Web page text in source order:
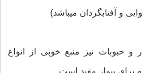
و آفتابگردان میباشد)
حبوبات نیز منبع خوبی از انواع